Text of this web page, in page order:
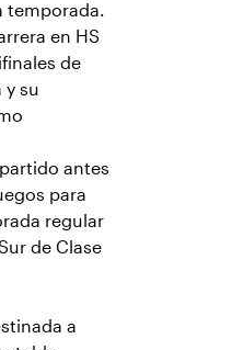
temporada.
en HS
de
y su
antes
para
regular
de Clase
a